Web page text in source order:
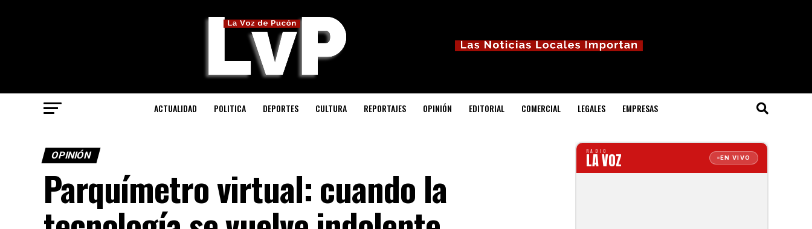
ACTUALIDAD POLITICA DEPORTES CULTURA REPORTAJES OPINIÓN EDITORIAL COMERCIAL LEGALES EMPRESAS
OPINIÓN
Parquímetro virtual: cuando la